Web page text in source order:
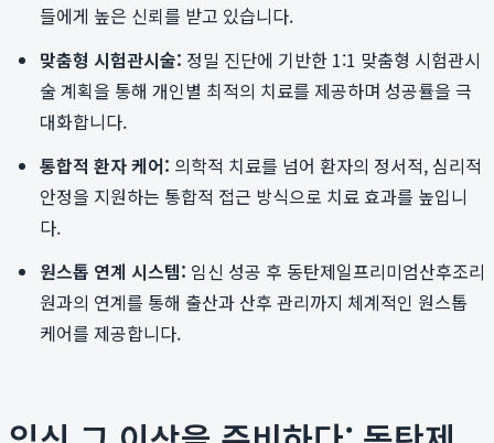
들에게 높은 신뢰를 받고 있습니다.
맞춤형 시험관시술: 정밀 진단에 기반한 1:1 맞춤형 시험관시
술 계획을 통해 개인별 최적의 치료를 제공하며 성공률을 극
대화합니다.
통합적 환자 케어: 의학적 치료를 넘어 환자의 정서적, 심리적
안정을 지원하는 통합적 접근 방식으로 치료 효과를 높입니
다.
원스톱 연계 시스템: 임신 성공 후 동탄제일프리미엄산후조리
원과의 연계를 통해 출산과 산후 관리까지 체계적인 원스톱
케어를 제공합니다.